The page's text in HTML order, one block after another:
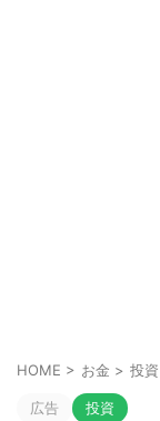
HOME > お金 > 投資
広告 投資